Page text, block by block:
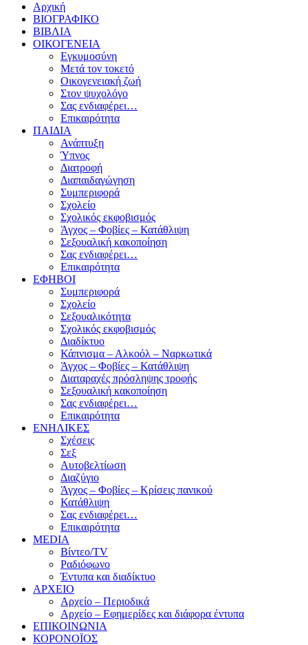
Αρχική
ΒΙΟΓΡΑΦΙΚΟ
ΒΙΒΛΙΑ
ΟΙΚΟΓΕΝΕΙΑ
Εγκυμοσύνη
Μετά τον τοκετό
Οικογενειακή ζωή
Στον ψυχολόγο
Σας ενδιαφέρει…
Επικαιρότητα
ΠΑΙΔΙΑ
Ανάπτυξη
Ύπνος
Διατροφή
Διαπαιδαγώγηση
Συμπεριφορά
Σχολείο
Σχολικός εκφοβισμός
Άγχος – Φοβίες – Κατάθλιψη
Σεξουαλική κακοποίηση
Σας ενδιαφέρει…
Επικαιρότητα
ΕΦΗΒΟΙ
Συμπεριφορά
Σχολείο
Σεξουαλικότητα
Σχολικός εκφοβισμός
Διαδίκτυο
Κάπνισμα – Αλκοόλ – Ναρκωτικά
Άγχος – Φοβίες – Κατάθλιψη
Διαταραχές πρόσληψης τροφής
Σεξουαλική κακοποίηση
Σας ενδιαφέρει…
Επικαιρότητα
ΕΝΗΛΙΚΕΣ
Σχέσεις
Σεξ
Αυτοβελτίωση
Διαζύγιο
Άγχος – Φοβίες – Κρίσεις πανικού
Κατάθλιψη
Σας ενδιαφέρει…
Επικαιρότητα
MEDIA
Βίντεο/TV
Ραδιόφωνο
Έντυπα και διαδίκτυο
ΑΡΧΕΙΟ
Αρχείο – Περιοδικά
Αρχείο – Εφημερίδες και διάφορα έντυπα
ΕΠΙΚΟΙΝΩΝΙΑ
ΚΟΡΟΝΟΪΟΣ